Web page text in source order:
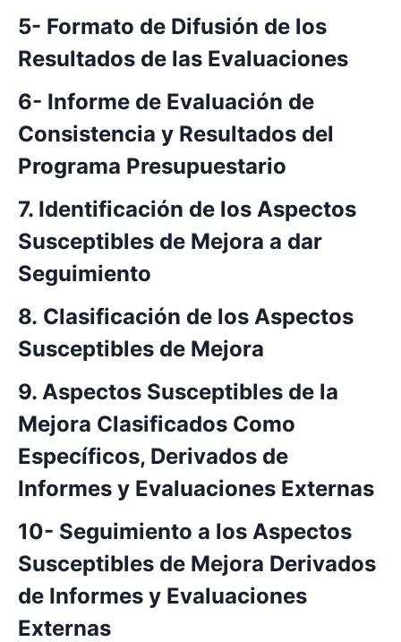
5- Formato de Difusión de los
Resultados de las Evaluaciones
6- Informe de Evaluación de
Consistencia y Resultados del
Programa Presupuestario
7. Identificación de los Aspectos
Susceptibles de Mejora a dar
Seguimiento
8. Clasificación de los Aspectos
Susceptibles de Mejora
9. Aspectos Susceptibles de la
Mejora Clasificados Como
Específicos, Derivados de
Informes y Evaluaciones Externas
10- Seguimiento a los Aspectos
Susceptibles de Mejora Derivados
de Informes y Evaluaciones
Externas